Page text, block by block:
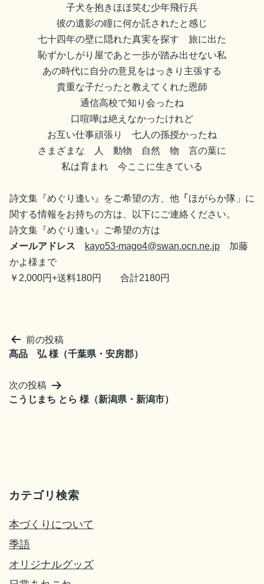
子犬を抱きほほ笑む少年飛行兵
彼の遺影の瞳に何か託されたと感じ
七十四年の壁に隠れた真実を探す 旅に出た
恥ずかしがり屋であと一歩が踏み出せない私
あの時代に自分の意見をはっきり主張する
貴重な子だったと教えてくれた恩師
通信高校で知り会ったね
口喧嘩は絶えなかったけれど
お互い仕事頑張り 七人の孫授かったね
さまざまな 人 動物 自然 物 言の葉に
私は育まれ 今ここに生きている
詩文集『めぐり逢い』をご希望の方、他 「 ほがらか隊」に
関する情報をお持ちの方は、以下にご連絡ください。
詩文集『めぐり逢い』ご希望の方は
メールアドレス
kayo53-mago4@swan.ocn.ne.jp 加藤
かよ様まで
￥2,000円+送料180円 合計2180円
前の投稿
髙品 弘 様（千葉県・安房郡）
次の投稿
こうじまち とら 様（新潟県・新潟市）
カテゴリ検索
本づくりについて
季語
オリジナルグッズ